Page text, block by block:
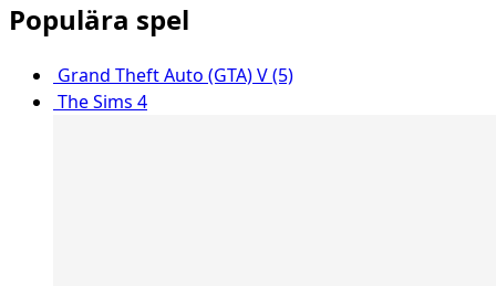
Populära spel
Grand Theft Auto (GTA) V (5)
The Sims 4